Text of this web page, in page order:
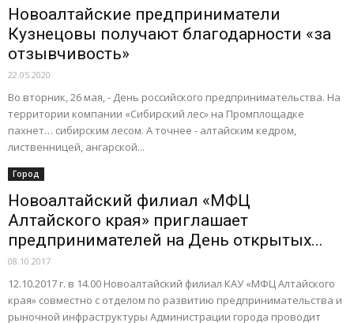
Новоалтайские предприниматели
Кузнецовы получают благодарности «за
отзывчивость»
22.05.2020
Во вторник, 26 мая, - День российского предпринимательства. На
территории компании «Сибирский лес» на Промплощадке
пахнет… сибирским лесом. А точнее - алтайским кедром,
лиственницей, ангарской...
Город
Новоалтайский филиал «МФЦ
Алтайского края» приглашает
предпринимателей на День открытых...
08.10.2017
12.10.2017 г. в 14.00 Новоалтайский филиал КАУ «МФЦ Алтайского
края» совместно с отделом по развитию предпринимательства и
рыночной инфраструктуры Администрации города проводит